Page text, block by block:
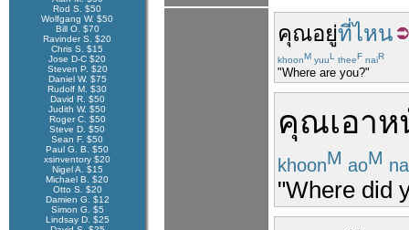
Rod S. $50
Wolfgang W. $50
Bill O. $70
Ravinder S. $20
Chris S. $15
Jose D-C $20
Steven P. $20
Daniel W. $75
Rudolf M. $30
David R. $50
Judith W. $50
Roger C. $50
Steve D. $50
Sean F. $50
Paul G. B. $50
xsinventory $20
Nigel A. $15
Michael B. $20
Otto S. $20
Damien G. $12
Simon G. $5
Lindsay D. $25
คุณอยู่ที่ไหน
khoonM yuuL theeF naiR
"Where are you?"
คุณเอาห
khoonM aoM
"Where did